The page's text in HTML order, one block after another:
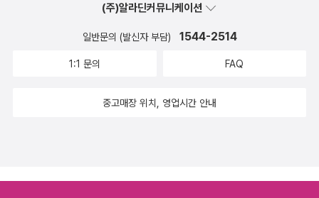
통해 많은 팬을 확보하는 한편, 각종 문학상 수상 등 작품성을 인정받
고 있는 김보영, 배명훈, 김주영, 정소연 등 온라인 인기 작가들의 개
견을 가진 대중들의 기호에 맞춰 쉽게 읽히면서도 SF적 매력을 고스
다.: 여러 작가들의 단편집이라 더욱 궁금해지는 듯. ‘훌륭한 SF 입문
(주)알라딘커뮤니케이션
일반문의 (발신자 부담) 1544-2514
1:1 문의 FAQ
중고매장 위치, 영업시간 안내